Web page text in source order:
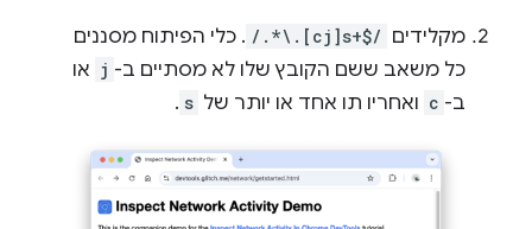
מקלידים /.*\.[cj]s+$/ . כלי הפיתוח מסננים
כל משאב ששם הקובץ שלו לא מסתיים ב- j או
ב- c ואחריו תו אחד או יותר של s
.